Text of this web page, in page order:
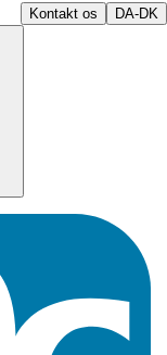
Kontakt os DA-DK